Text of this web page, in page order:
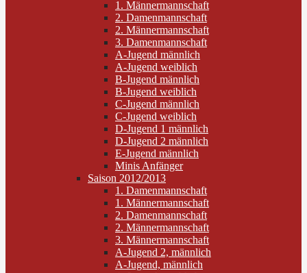
1. Männermannschaft
2. Damenmannschaft
2. Männermannschaft
3. Damenmannschaft
A-Jugend männlich
A-Jugend weiblich
B-Jugend männlich
B-Jugend weiblich
C-Jugend männlich
C-Jugend weiblich
D-Jugend 1 männlich
D-Jugend 2 männlich
E-Jugend männlich
Minis Anfänger
Saison 2012/2013
1. Damenmannschaft
1. Männermannschaft
2. Damenmannschaft
2. Männermannschaft
3. Männermannschaft
A-Jugend 2, männlich
A-Jugend, männlich